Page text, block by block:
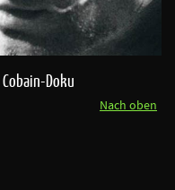
Doku
Nach oben